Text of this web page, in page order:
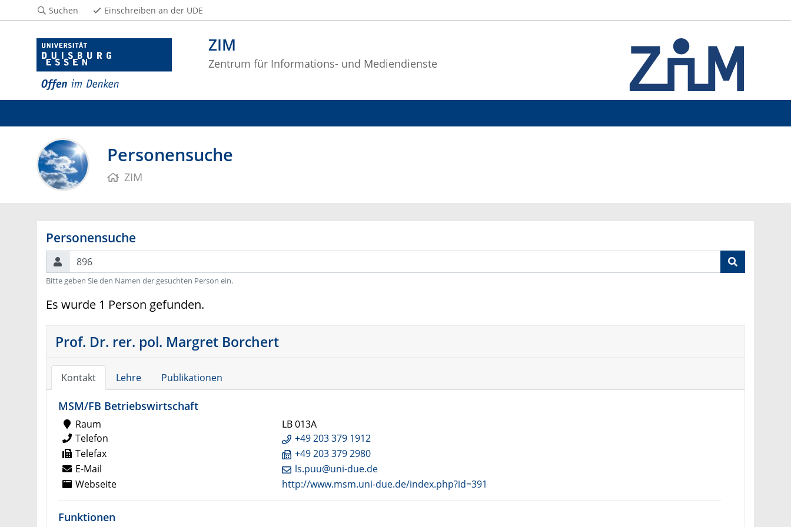
ZIM
Zentrum für Informations- und Mediendienste
Suchen Einschreiben an der UDE
Personensuche
ZIM
Personensuche
Suchen
Bitte geben Sie den Namen der gesuchten Person ein.
Es wurde 1 Person gefunden.
Prof. Dr. rer. pol. Margret Borchert
Kontakt Lehre Publikationen
MSM/FB Betriebswirtschaft
Raum
LB 013A
Telefon
+49 203 379 1912
Telefax
+49 203 379 2980
E-Mail
ls.puu@uni-due.de
Webseite
http://www.msm.uni-due.de/index.php?id=391
Funktionen